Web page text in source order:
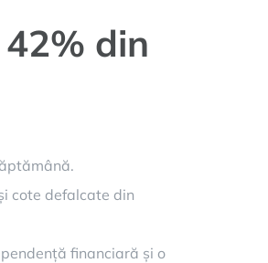
din
cote defalcate din
financiară și o